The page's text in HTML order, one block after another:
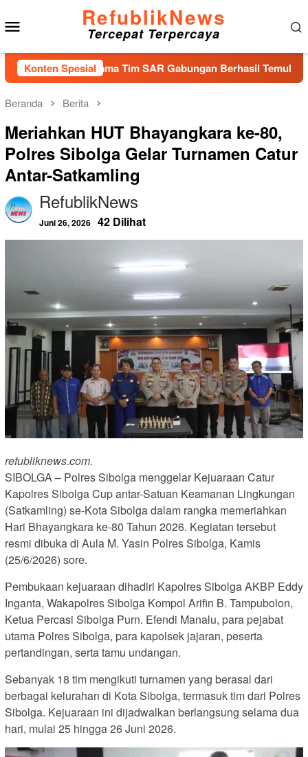
ke
konten
RefublikNews
Tercepat Terpercaya
Konten Spesial
Bersama Tim SAR Gabungan Berhasil Temukan Korban
Beranda Berita
Meriahkan HUT Bhayangkara ke-80,
Polres Sibolga Gelar Turnamen Catur
Antar-Satkamling
RefublikNews
Juni 26, 2026 42 Dilihat
refubliknews.com.
SIBOLGA – Polres Sibolga menggelar Kejuaraan Catur
Kapolres Sibolga Cup antar-Satuan Keamanan Lingkungan
(Satkamling) se-Kota Sibolga dalam rangka memeriahkan
Hari Bhayangkara ke-80 Tahun 2026. Kegiatan tersebut
resmi dibuka di Aula M. Yasin Polres Sibolga, Kamis
(25/6/2026) sore.
Pembukaan kejuaraan dihadiri Kapolres Sibolga AKBP Eddy
Inganta, Wakapolres Sibolga Kompol Arifin B. Tampubolon,
Ketua Percasi Sibolga Purn. Efendi Manalu, para pejabat
utama Polres Sibolga, para kapolsek jajaran, peserta
pertandingan, serta tamu undangan.
Sebanyak 18 tim mengikuti turnamen yang berasal dari
berbagai kelurahan di Kota Sibolga, termasuk tim dari Polres
Sibolga. Kejuaraan ini dijadwalkan berlangsung selama dua
hari, mulai 25 hingga 26 Juni 2026.